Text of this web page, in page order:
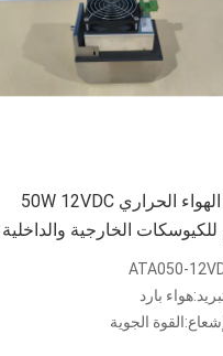
مكيف الهواء الحراري 50W 12VDC
الخارجية والداخلية
الحرارة وتشغيل منخفض
بارد
الجوية